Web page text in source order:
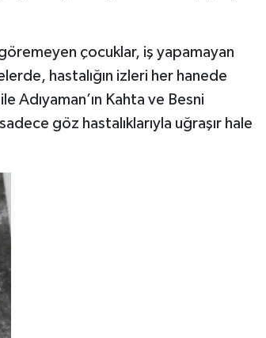
çocuklar, iş yapamayan
hastalığın izleri her hanede
Adıyaman’ın Kahta ve Besni
göz hastalıklarıyla uğraşır hale